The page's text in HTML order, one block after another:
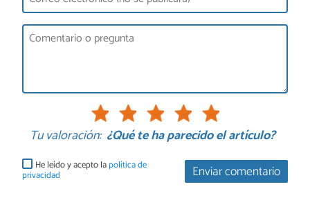
Tu valoración: ¿Qué te ha parecido el artículo?
Enviar comentario
He leído y acepto lapolítica de
privacidad